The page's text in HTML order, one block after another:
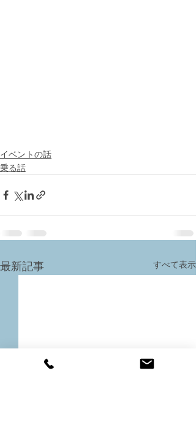
イベントの話
乗る話
最新記事 すべて表示